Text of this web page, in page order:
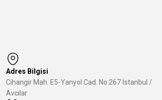
Adres Bilgisi
Cihangir Mah. E5-Yanyol Cad. No:267 İstanbul /
Avcılar